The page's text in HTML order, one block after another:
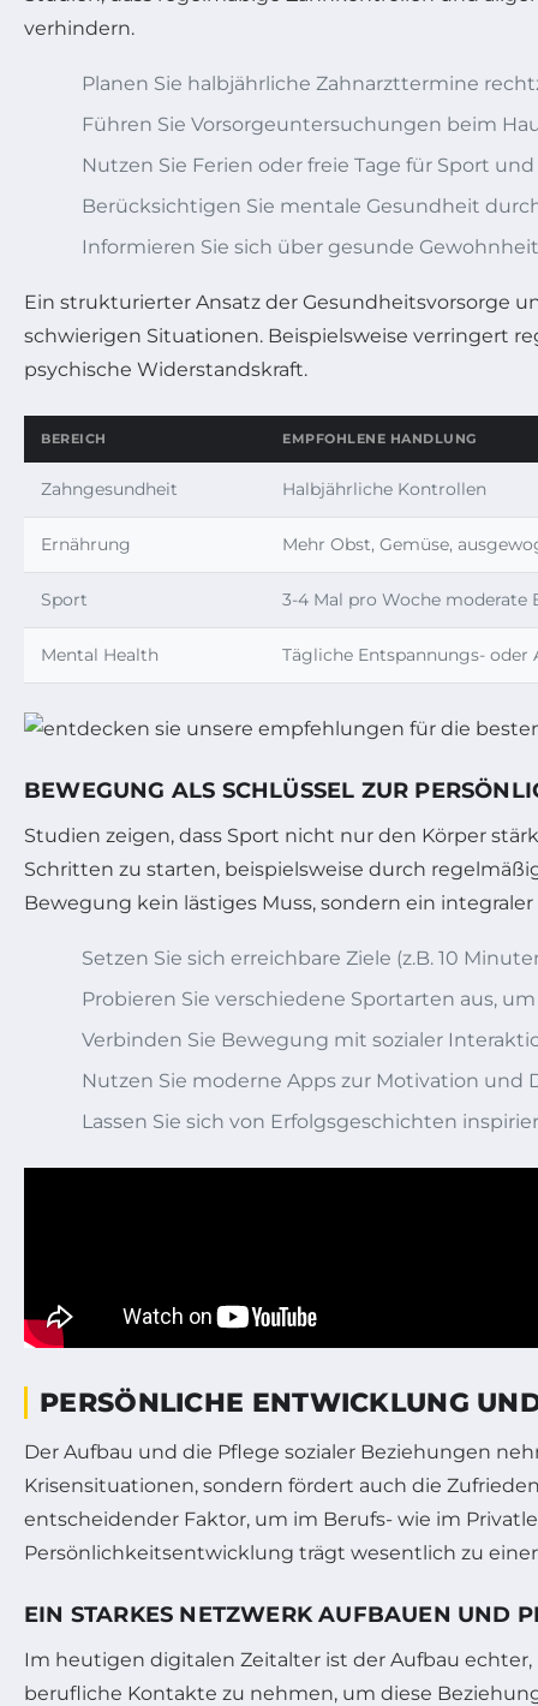
verhindern.
Planen Sie halbjährliche Zahnarzttermine
Führen Sie Vorsorgeuntersuchungen beim
Nutzen Sie Ferien oder freie Tage für Sport
Berücksichtigen Sie mentale Gesundheit
Informieren Sie sich über gesunde
Ein strukturierter Ansatz der Gesundheitsvorsorge
schwierigen Situationen. Beispielsweise verringert
psychische Widerstandskraft.
BEREICH EMPFOHLENE HANDLUNG
Zahngesundheit Halbjährliche Kontrollen
Ernährung Mehr Obst, Gemüse,
Sport 3-4 Mal pro Woche moderate
Mental Health Tägliche Entspannungs-
BEWEGUNG ALS SCHLÜSSEL ZUR
Studien zeigen, dass Sport nicht nur den Körper
Schritten zu starten, beispielsweise durch
Bewegung kein lästiges Muss, sondern ein
Setzen Sie sich erreichbare Ziele (z.B. 10
Probieren Sie verschiedene Sportarten aus,
Verbinden Sie Bewegung mit sozialer
Nutzen Sie moderne Apps zur Motivation und
Lassen Sie sich von Erfolgsgeschichten
PERSÖNLICHE ENTWICKLUNG
Der Aufbau und die Pflege sozialer Beziehungen
Krisensituationen, sondern fördert auch die
entscheidender Faktor, um im Berufs- wie im
Persönlichkeitsentwicklung trägt wesentlich zu
EIN STARKES NETZWERK AUFBAUEN UND
Im heutigen digitalen Zeitalter ist der Aufbau
berufliche Kontakte zu nehmen, um diese